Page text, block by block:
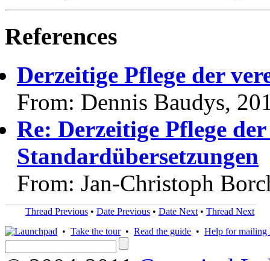
References
Derzeitige Pflege der
From: Dennis Baudys,
Re: Derzeitige Pflege
Standardübersetzungen
From: Jan-Christoph
Thread Previous • Date Previous • Date Next • Thread Next
• Take the tour• Read the guide • Help for mailing